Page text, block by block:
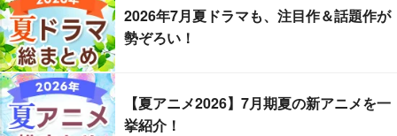
2026年7月夏ドラマも、注目作＆話題作が
勢ぞろい！
【夏アニメ2026】7月期夏の新アニメを一
挙紹介！